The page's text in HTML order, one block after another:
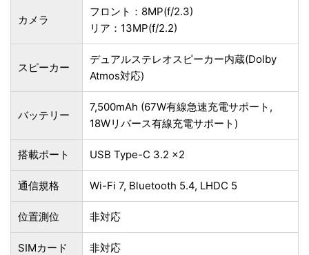
カメラ
フロント：8MP(f/2.3)
リア：13MP(f/2.2)
スピーカー
デュアルステレオスピーカー内蔵(Dolby
Atmos対応)
バッテリー
7,500mAh (67W有線急速充電サポート,
18Wリバース有線充電サポート)
搭載ポート USB Type-C 3.2 ×2
通信規格 Wi-Fi 7, Bluetooth 5.4, LHDC 5
位置測位 非対応
SIMカード 非対応